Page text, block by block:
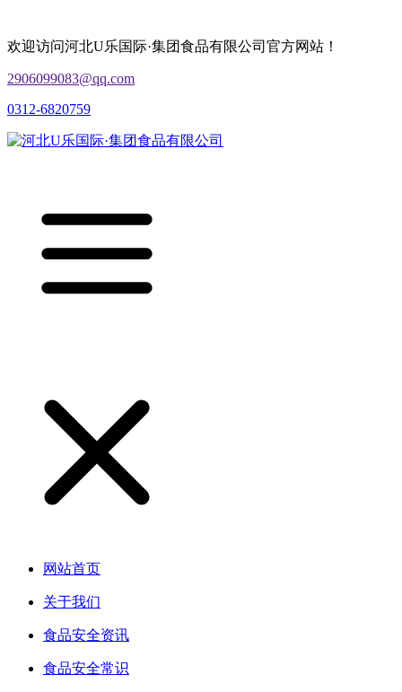
欢迎访问河北U乐国际·集团食品有限公司官方网站！
2906099083@qq.com
0312-6820759
网站首页
关于我们
食品安全资讯
食品安全常识